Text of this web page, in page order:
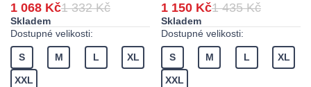
1 068 Kč1 332 Kč
Skladem
Dostupné velikosti:
S M L XL
XXL
1 150 Kč1 435 Kč
Skladem
Dostupné velikosti:
S M L XL
XXL